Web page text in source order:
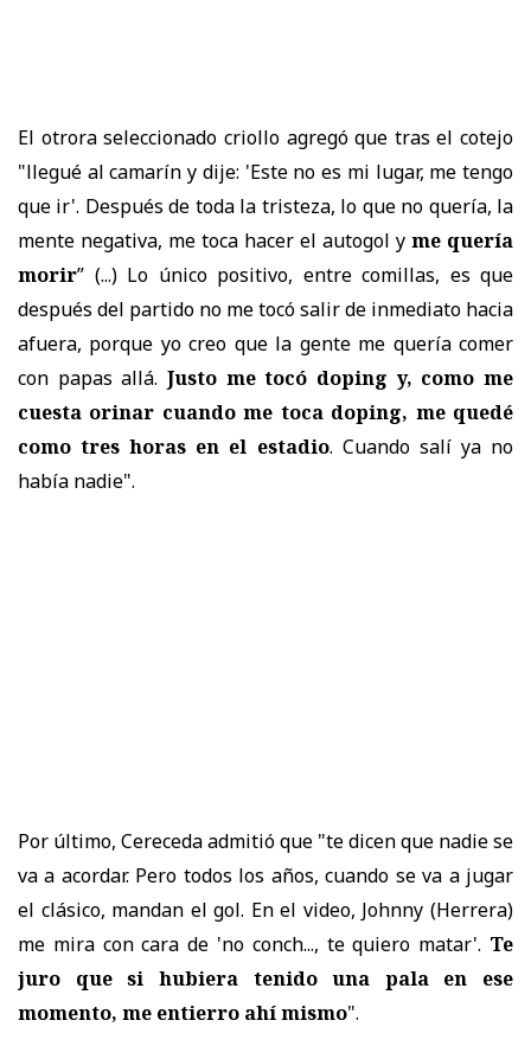
El otrora seleccionado criollo agregó que tras el cotejo
"llegué al camarín y dije: 'Este no es mi lugar, me tengo
que ir'. Después de toda la tristeza, lo que no quería, la
mente negativa, me toca hacer el autogol y me quería
morir” (...) Lo único positivo, entre comillas, es que
después del partido no me tocó salir de inmediato hacia
afuera, porque yo creo que la gente me quería comer
con papas allá. Justo me tocó doping y, como me
cuesta orinar cuando me toca doping, me quedé
como tres horas en el estadio. Cuando salí ya no
había nadie".
Por último, Cereceda admitió que "te dicen que nadie se
va a acordar. Pero todos los años, cuando se va a jugar
el clásico, mandan el gol. En el video, Johnny (Herrera)
me mira con cara de 'no conch..., te quiero matar'. Te
juro que si hubiera tenido una pala en ese
momento, me entierro ahí mismo".